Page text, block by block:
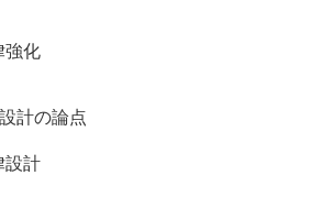
強化
計の論点
設計